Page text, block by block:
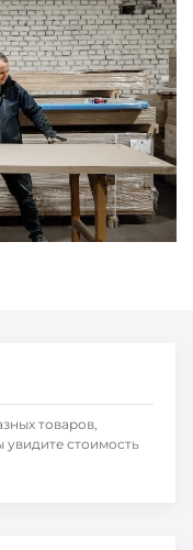
товаров,
увидите стоимость